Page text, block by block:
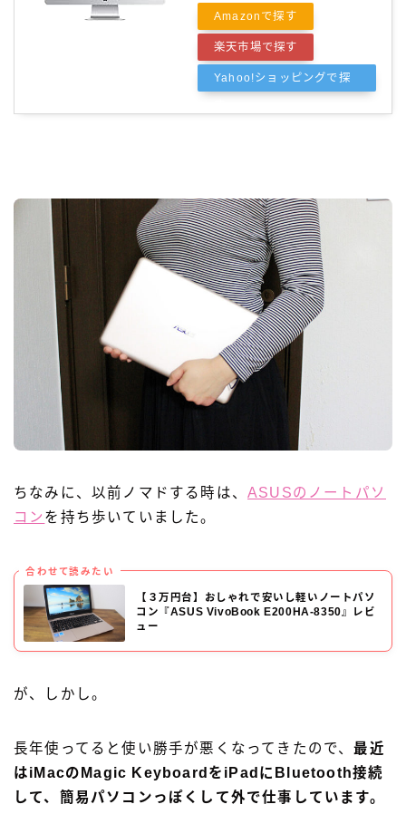
Amazonで探す
楽天市場で探す
Yahoo!ショッピングで探
ちなみに、以前ノマドする時は、 ASUSのノートパソ
コン を持ち歩いていました。
合わせて読みたい
【３万円台】おしゃれで安いし軽いノートパソ
コン『ASUS VivoBook E200HA-8350』レビ
ュー
が、しかし。
長年使ってると使い勝手が悪くなってきたので、最近
はiMacのMagic KeyboardをiPadにBluetooth接続
して、簡易パソコンっぽくして外で仕事しています。